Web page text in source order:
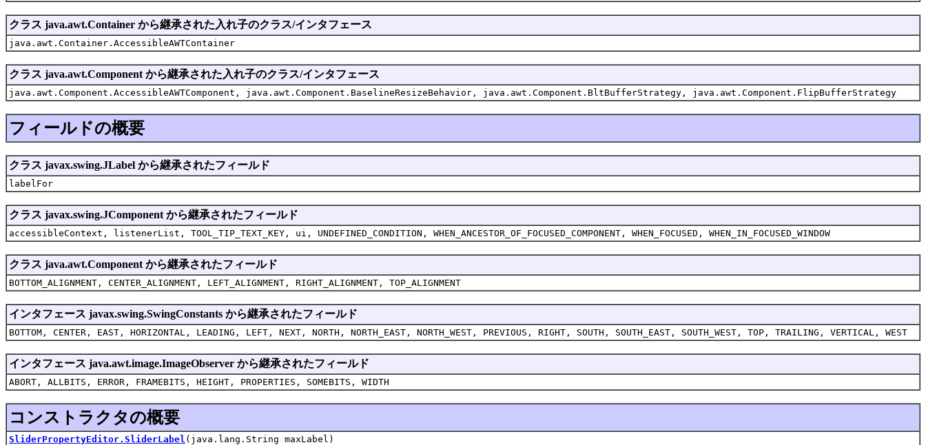
クラス java.awt.Container から継承された入れ子のクラス/インタフェース
java.awt.Container.AccessibleAWTContainer
クラス java.awt.Component から継承された入れ子のクラス/インタフェース
java.awt.Component.AccessibleAWTComponent, java.awt.Component.BaselineResizeBehavior, java.awt.Component.BltBufferStrategy, java.awt.Component.FlipBufferStrategy
フィールドの概要
クラス javax.swing.JLabel から継承されたフィールド
labelFor
クラス javax.swing.JComponent から継承されたフィールド
accessibleContext, listenerList, TOOL_TIP_TEXT_KEY, ui, UNDEFINED_CONDITION, WHEN_ANCESTOR_OF_FOCUSED_COMPONENT, WHEN_FOCUSED, WHEN_IN_FOCUSED_WINDOW
クラス java.awt.Component から継承されたフィールド
BOTTOM_ALIGNMENT, CENTER_ALIGNMENT, LEFT_ALIGNMENT, RIGHT_ALIGNMENT, TOP_ALIGNMENT
インタフェース javax.swing.SwingConstants から継承されたフィールド
BOTTOM, CENTER, EAST, HORIZONTAL, LEADING, LEFT, NEXT, NORTH, NORTH_EAST, NORTH_WEST, PREVIOUS, RIGHT, SOUTH, SOUTH_EAST, SOUTH_WEST, TOP, TRAILING, VERTICAL, WEST
インタフェース java.awt.image.ImageObserver から継承されたフィールド
ABORT, ALLBITS, ERROR, FRAMEBITS, HEIGHT, PROPERTIES, SOMEBITS, WIDTH
コンストラクタの概要
SliderPropertyEditor.SliderLabel (java.lang.String maxLabel)